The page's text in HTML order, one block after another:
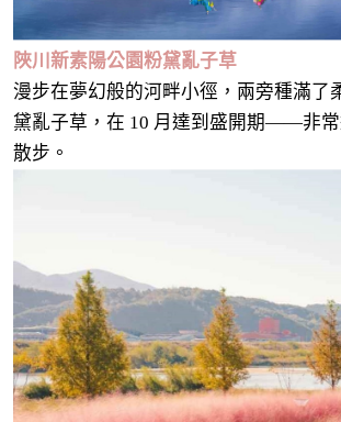
陜川新素陽公園粉黛亂子草
漫步在夢幻般的河畔小徑，兩旁種滿了
黛亂子草，在 10 月達到盛開期——非
散步。